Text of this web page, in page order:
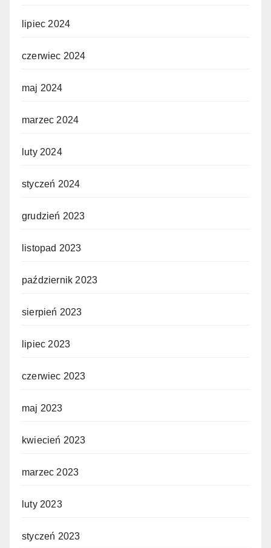
lipiec 2024
czerwiec 2024
maj 2024
marzec 2024
luty 2024
styczeń 2024
grudzień 2023
listopad 2023
październik 2023
sierpień 2023
lipiec 2023
czerwiec 2023
maj 2023
kwiecień 2023
marzec 2023
luty 2023
styczeń 2023